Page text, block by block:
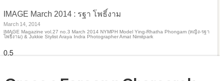
IMAGE March 2014 : รฐา โพธิ์งาม
March 14, 2014
IMAGE Magazine vol.27 no.3 March 2014 NYMPH Model Ying-Rhatha Phongam (หญิง-รฐา
โพธิ์งาม) & Jukkie Stylist Araya Indra Photographer Amat Nimitpark